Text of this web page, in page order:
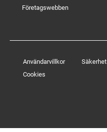
Företagswebben
Användarvillkor Säkerhet
Cookies